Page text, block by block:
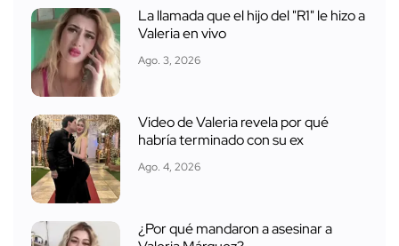
La llamada que el hijo del "R1" le hizo a
Valeria en vivo
Ago. 3, 2026
Video de Valeria revela por qué
habría terminado con su ex
Ago. 4, 2026
¿Por qué mandaron a asesinar a